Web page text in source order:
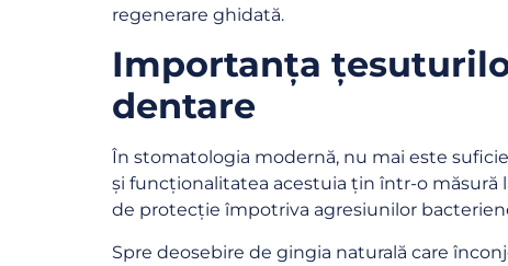
regenerare ghidată.
Importanța
dentare
În stomatologia modernă, nu mai este
și funcționalitatea acestuia țin într-o măsură
de protecție împotriva agresiunilor
Spre deosebire de gingia naturală care